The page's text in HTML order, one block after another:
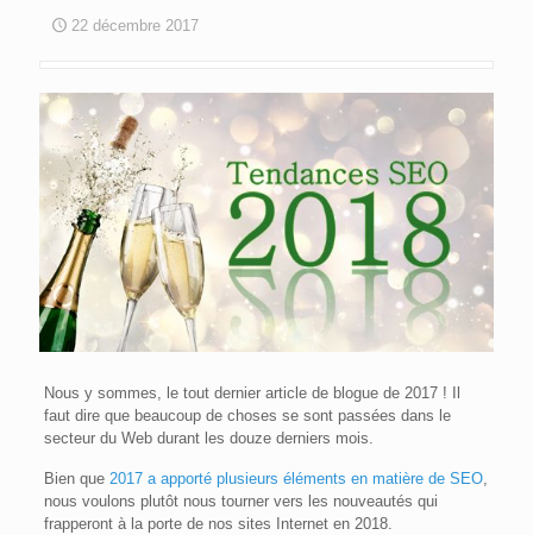
22 décembre 2017
Nous y sommes, le tout dernier article de blogue de 2017 ! Il
faut dire que beaucoup de choses se sont passées dans le
secteur du Web durant les douze derniers mois.
Bien que 2017 a apporté plusieurs éléments en matière de SEO,
nous voulons plutôt nous tourner vers les nouveautés qui
frapperont à la porte de nos sites Internet en 2018.